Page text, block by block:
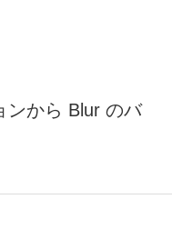
ンから Blur のバ